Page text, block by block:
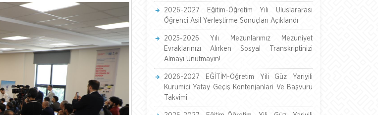
2026-2027 Eğitim-Öğretim Yılı Uluslararası
Öğrenci Asil Yerleştirme Sonuçları Açıklandı
2025-2026 Yılı Mezunlarımız Mezuniyet
Evraklarınızı Alırken Sosyal Transkriptinizi
Almayı Unutmayın!
2026-2027 EĞİTİM-Öğretim Yili Güz Yariyili
Kurumiçi Yatay Geçiş Kontenjanlari Ve Başvuru
Takvimi